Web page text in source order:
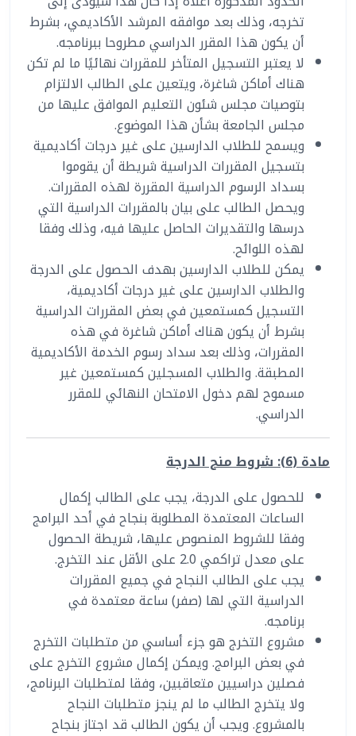
تخرجه، وذلك بعد موافقه المرشد الأكاديمي، بشرط
أن يكون هذا المقرر الدراسي مطروحا ببرنامجه.
لا يعتبر التسجيل المتأخر للمقررات نهائيًا ما لم تكن
هناك أماكن شاغرة، ويتعين على الطالب الالتزام
بتوصيات مجلس شئون التعليم الموافق عليها من
مجلس الجامعة بشأن هذا الموضوع.
ويسمح للطلاب الدارسين على غير درجات أكاديمية
بتسجيل المقررات الدراسية شريطة أن يقوموا
بسداد الرسوم الدراسية المقررة لهذه المقررات.
ويحصل الطالب على بيان بالمقررات الدراسية التي
درسها والتقديرات الحاصل عليها فيه، وذلك وفقا
لهذه اللوائح.
يمكن للطلاب الدارسين بهدف الحصول على الدرجة
والطلاب الدارسين على غير درجات أكاديمية،
التسجيل كمستمعين في بعض المقررات الدراسية
بشرط أن يكون هناك أماكن شاغرة في هذه
المقررات، وذلك بعد سداد رسوم الخدمة الأكاديمية
المطبقة. والطلاب المسجلين كمستمعين غير
مسموح لهم دخول الامتحان النهائي للمقرر
الدراسي.
مادة (6): شروط منح الدرجة
للحصول على الدرجة، يجب على الطالب إكمال
الساعات المعتمدة المطلوبة بنجاح في أحد البرامج
وفقا للشروط المنصوص عليها، شريطة الحصول
على معدل تراكمي 2.0 على الأقل عند التخرج.
يجب على الطالب النجاح في جميع المقررات
الدراسية التي لها (صفر) ساعة معتمدة في
برنامجه.
مشروع التخرج هو جزء أساسي من متطلبات التخرج
في بعض البرامج. ويمكن إكمال مشروع التخرج على
فصلين دراسيين متعاقبين، وفقا لمتطلبات البرنامج،
ولا يتخرج الطالب ما لم ينجز متطلبات النجاح
بالمشروع. ويجب أن يكون الطالب قد اجتاز بنجاح